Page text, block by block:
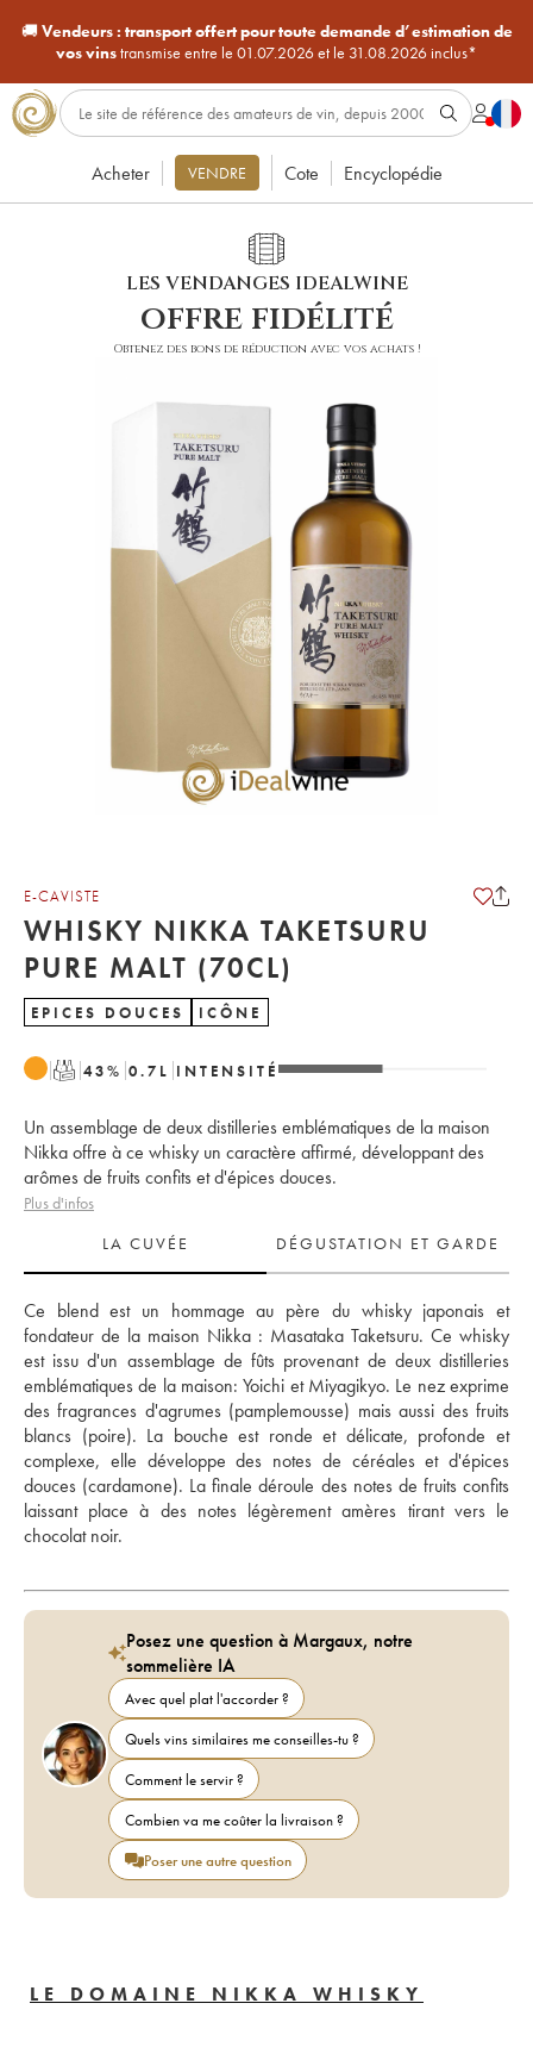
🚚Vendeurs : transport offert pour toute demande d’estimation de
vos vinstransmise entre le 01.07.2026 et le 31.08.2026 inclus*
Acheter VENDRE Cote Encyclopédie
LES VENDANGES IDEALWINE
offre fidélité
Obtenez des bons de réduction avec vos achats !
E-CAVISTE
WHISKY NIKKA TAKETSURU
PURE MALT (70CL)
EPICES DOUCES ICÔNE
T 43% 0.7 L INTENSITÉ
Un assemblage de deux distilleries emblématiques de la maison
Nikka offre à ce whisky un caractère affirmé, développant des
arômes de fruits confits et d'épices douces.
Plus d'infos
LA CUVÉE
DÉGUSTATION ET GARDE
Ce blend est un hommage au père du whisky japonais et
fondateur de la maison Nikka : Masataka Taketsuru. Ce whisky
est issu d'un assemblage de fûts provenant de deux distilleries
emblématiques de la maison: Yoichi et Miyagikyo. Le nez exprime
des fragrances d'agrumes (pamplemousse) mais aussi des fruits
blancs (poire). La bouche est ronde et délicate, profonde et
complexe, elle développe des notes de céréales et d'épices
douces (cardamone). La finale déroule des notes de fruits confits
laissant place à des notes légèrement amères tirant vers le
chocolat noir.
Posez une question à Margaux, notre
sommelière IA
Avec quel plat l'accorder ?
Quels vins similaires me conseilles-tu ?
Comment le servir ?
Combien va me coûter la livraison ?
Poser une autre question
LE DOMAINE NIKKA WHISKY